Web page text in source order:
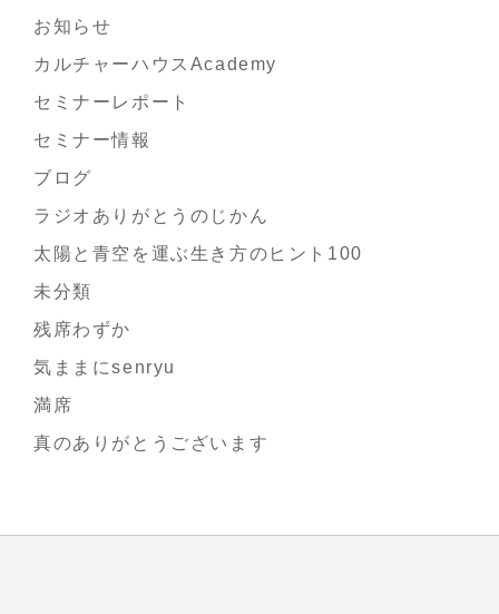
お知らせ
カルチャーハウスAcademy
セミナーレポート
セミナー情報
ブログ
ラジオありがとうのじかん
太陽と青空を運ぶ生き方のヒント100
未分類
残席わずか
気ままにsenryu
満席
真のありがとうございます